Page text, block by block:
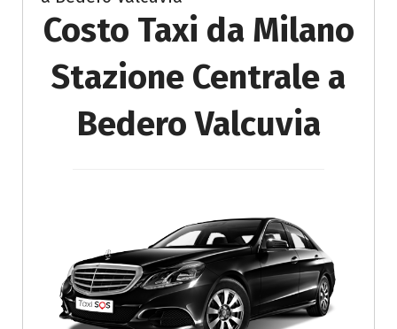
Costo Taxi da Milano
Stazione Centrale a
Bedero Valcuvia